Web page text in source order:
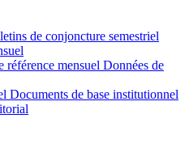
de conjoncture semestriel
référence mensuel Données de
Documents de base institutionnel